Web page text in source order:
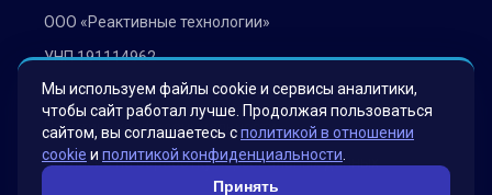
ООО «Реактивные технологии»
УНП 191114962
г. Минск, ул. Мележа 1, офис 402
Политика конфиденциальности
Согласие на обработку персональных данных
Мы используем файлы cookie и сервисы аналитики,
чтобы сайт работал лучше. Продолжая пользоваться
сайтом, вы соглашаетесь сполитикой в отношении
cookie и политикой конфиденциальности
Принять